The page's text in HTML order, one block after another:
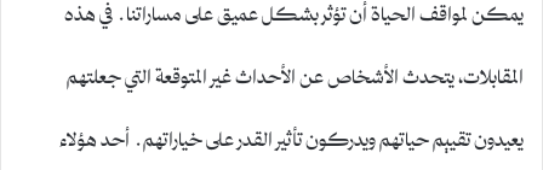
المقابلات، يتحدث الأشخاص عن الأحداث غير المتوقعة التي جعلتهم
يعيدون تقييم حياتهم ويدركون تأثير القدر على خياراتهم. أحد هؤلاء